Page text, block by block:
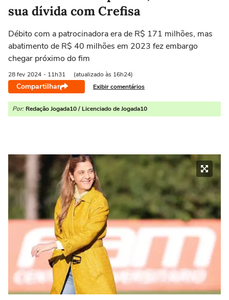
sua dívida com Crefisa
Débito com a patrocinadora era de R$ 171 milhões, mas
abatimento de R$ 40 milhões em 2023 fez embargo
chegar próximo do fim
28 fev 2024 - 11h31 (atualizado às 16h24)
Compartilhar Exibir comentários
Por: Redação Jogada10 / Licenciado de Jogada10